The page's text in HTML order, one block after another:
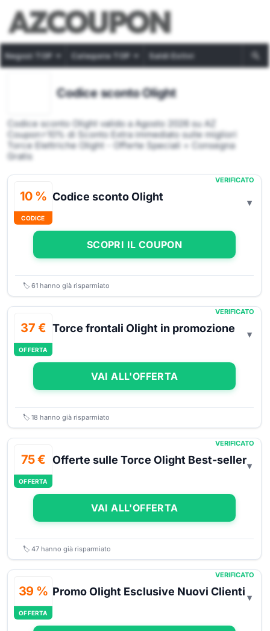
Negozi TOP Categorie TOP Saldi Estivi
Codice sconto Olight
Codice sconto Olight valido a Agosto 2026 su AZ
Coupon⚡10% di Sconto Extra immediato sulle migliori
Torce Elettriche Olight - Offerte Speciali + Consegna
Gratis
10 %
CODICE
VERIFICATO
Codice sconto Olight
SCOPRI IL COUPON
🏷️ 61 hanno già risparmiato
37 €
OFFERTA
VERIFICATO
Torce frontali Olight in promozione
VAI ALL'OFFERTA
🏷️ 18 hanno già risparmiato
75 €
OFFERTA
VERIFICATO
Offerte sulle Torce Olight Best-seller
VAI ALL'OFFERTA
🏷️ 47 hanno già risparmiato
39 %
OFFERTA
VERIFICATO
Promo Olight Esclusive Nuovi Clienti